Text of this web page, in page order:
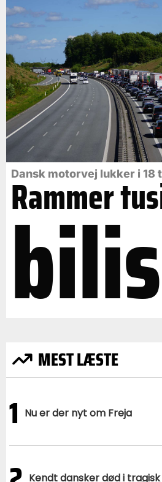
Dansk motorvej lukker i 18
Rammer
MEST LÆSTE
1 Nu er der nyt om Freja
Kendt dansker død i